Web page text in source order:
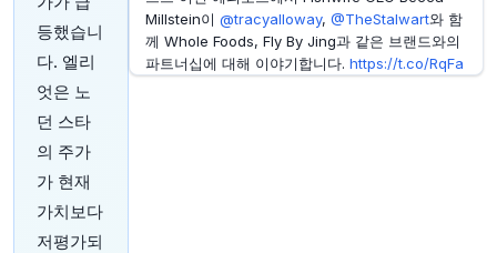
등했습니
다. 엘리
엇은 노
던 스타
의 주가
가 현재
가치보다
저평가되
Millstein이 @tracyalloway, @TheStalwart와 함
께 Whole Foods, Fly By Jing과 같은 브랜드와의
파트너십에 대해 이야기합니다. https://t.co/RqFa